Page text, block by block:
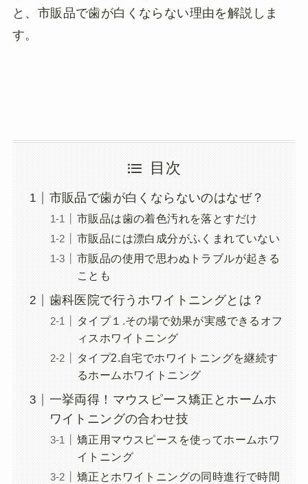
と、市販品で歯が白くならない理由を解説しま
す。
目次
市販品で歯が白くならないのはなぜ？
市販品は歯の着色汚れを落とすだけ
市販品には漂白成分がふくまれていない
市販品の使用で思わぬトラブルが起きる
ことも
歯科医院で行うホワイトニングとは？
タイプ１.その場で効果が実感できるオフ
ィスホワイトニング
タイプ2.自宅でホワイトニングを継続す
るホームホワイトニング
一挙両得！マウスピース矯正とホームホ
ワイトニングの合わせ技
矯正用マウスピースを使ってホームホワ
イトニング
矯正とホワイトニングの同時進行で時間